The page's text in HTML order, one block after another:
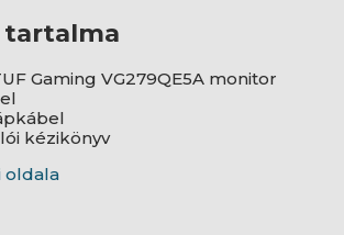
tartalma
Gaming VG279QE5A monitor
kézikönyv
oldala